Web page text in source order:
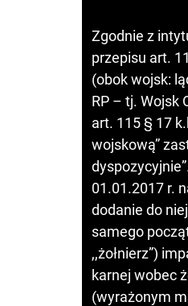
Zgodnie z
przepisu art.
(obok wojsk:
RP – tj. Wojsk
art. 115 § 17
wojskową”
01.01.2017 r.
dodanie do
samego
,,żołnierz”)
karnej wobec
(wyrażonym